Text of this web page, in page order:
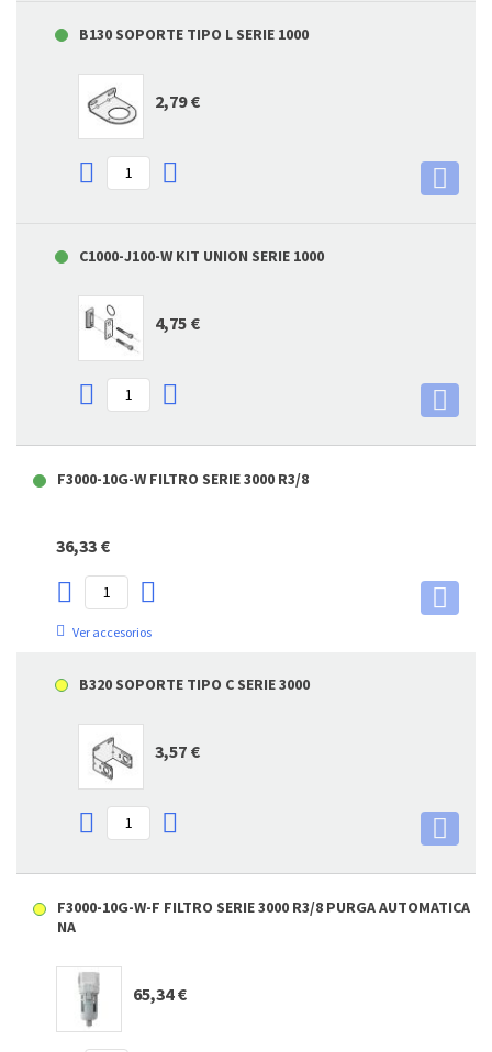
B130 SOPORTE TIPO L SERIE 1000
2,79 €
C1000-J100-W KIT UNION SERIE 1000
4,75 €
F3000-10G-W FILTRO SERIE 3000 R3/8
36,33 €
Ver accesorios
B320 SOPORTE TIPO C SERIE 3000
3,57 €
F3000-10G-W-F FILTRO SERIE 3000 R3/8 PURGA AUTOMATICA
NA
65,34 €